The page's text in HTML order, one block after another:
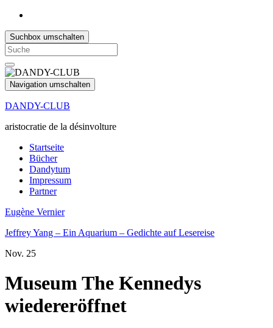
Suchbox umschalten
Search
for:
Navigation umschalten
DANDY-CLUB
aristocratie de la désinvolture
Startseite
Bücher
Dandytum
Impressum
Partner
Eugène Vernier
Jeffrey Yang – Ein Aquarium – Gedichte auf Lesereise
Nov. 25
Museum The Kennedys
wiedereröffnet